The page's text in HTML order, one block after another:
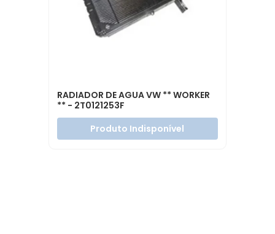
RADIADOR DE AGUA VW ** WORKER
** - 2T0121253F
Produto Indisponível